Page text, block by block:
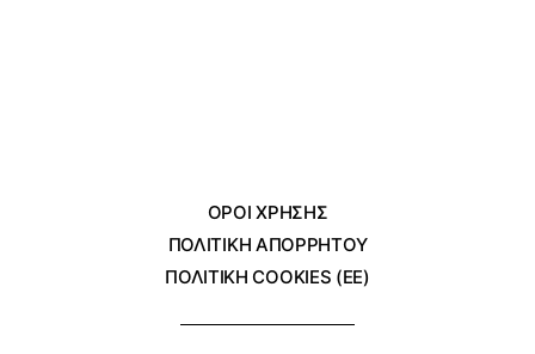
ΌΡΟΙ ΧΡΗΣΗΣ
ΠΟΛΙΤΙΚΗ ΑΠΟΡΡΗΤΟΥ
ΠΟΛΙΤΙΚΗ COOKIES (ΕΕ)